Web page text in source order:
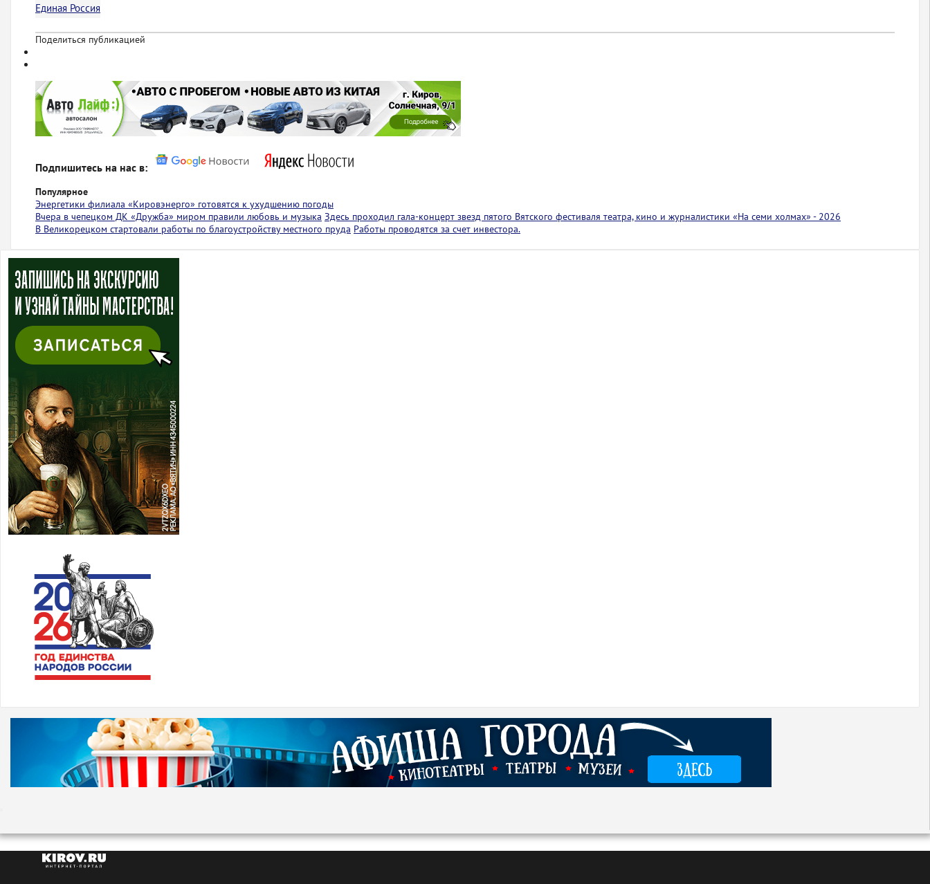
Единая Россия
Поделиться публикацией
Подпишитесь на нас в:
Популярное
Энергетики филиала «Кировэнерго» готовятся к ухудшению погоды
Вчера в чепецком ДК «Дружба» миром правили любовь и музыка Здесь проходил гала-концерт звезд пятого Вятского фестиваля театра, кино и журналистики «На семи холмах» - 2026
В Великорецком стартовали работы по благоустройству местного пруда Работы проводятся за счет инвестора.